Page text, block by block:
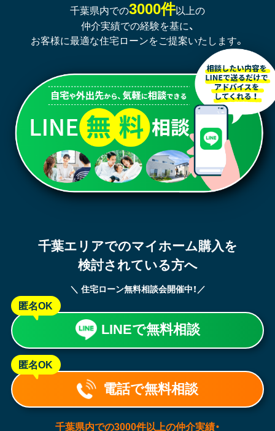
千葉県内での3000件以上の
仲介実績での経験を基に、
お客様に最適な住宅ローンをご提案いたします。
千葉エリアでのマイホーム購入を
検討されている方へ
＼ 住宅ローン無料相談会開催中！／
LINEで無料相談
匿名OK
電話で無料相談
匿名OK
千葉県内での3000件以上の仲介実績・